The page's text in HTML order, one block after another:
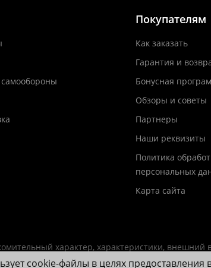
самообороны
Покупателям
Как заказать
Гарантия и
Бонусная
Обзоры и советы
Партнеры
Наши реквизиты
Политика
персональных
Карта сайта
характер, характеристики,
cookie-файлы в целях